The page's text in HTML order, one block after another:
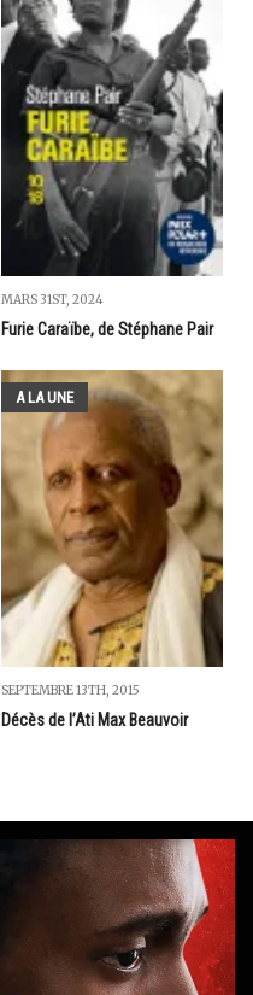
MARS 31ST, 2024
Furie Caraïbe, de Stéphane Pair
A LA UNE
SEPTEMBRE 13TH, 2015
Décès de l’Ati Max Beauvoir